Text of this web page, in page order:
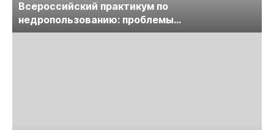
Всероссийский практикум по
недропользованию: проблемы
лицензирования, цифровизации, экспертизы